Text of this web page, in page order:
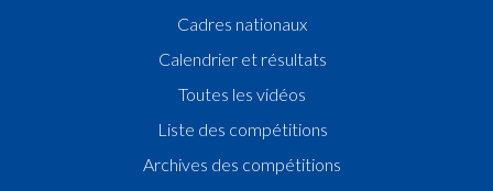
Cadres nationaux
Calendrier et résultats
Toutes les vidéos
Liste des compétitions
Archives des compétitions